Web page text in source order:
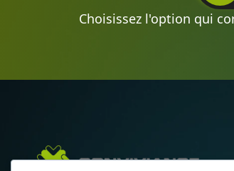
Choisissez l'option qui